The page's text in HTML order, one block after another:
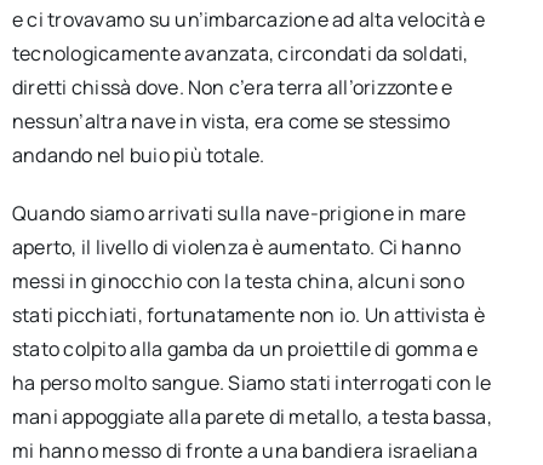
e ci trovavamo su un’imbarcazione ad alta velocità e
tecnologicamente avanzata, circondati da soldati,
diretti chissà dove. Non c’era terra all’orizzonte e
nessun’altra nave in vista, era come se stessimo
andando nel buio più totale.
Quando siamo arrivati sulla nave-prigione in mare
aperto, il livello di violenza è aumentato. Ci hanno
messi in ginocchio con la testa china, alcuni sono
stati picchiati, fortunatamente non io. Un attivista è
stato colpito alla gamba da un proiettile di gomma e
ha perso molto sangue. Siamo stati interrogati con le
mani appoggiate alla parete di metallo, a testa bassa,
mi hanno messo di fronte a una bandiera israeliana